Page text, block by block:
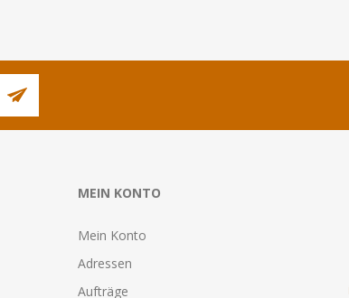
MEIN KONTO
Mein Konto
Adressen
Aufträge